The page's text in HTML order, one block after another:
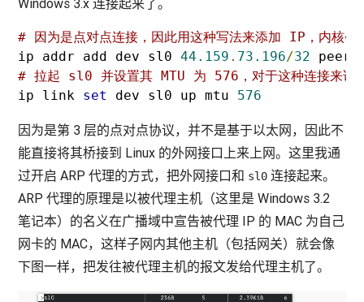
# 因为是点对点连接，因此用这种写法来添加 IP，内核会
ip addr add dev sl0 44.159 . 73.196/32 peer
# 拉起 sl0 并设置其 MTU 为 576，对于这种连接来说
ip link set dev sl0 up mtu 576
因为是第 3 层的点对点协议，并不是基于以太网，因此不
能直接将其桥接到 Linux 的外网接口上来上网。这里我通
过开启 ARP 代理的方式，把外网接口和 sl0 连接起来。
ARP 代理的原理是以被代理主机（这里是 Windows 3.2
笔记本）的名义在广播域中宣告被代理 IP 的 MAC 为自己
网卡的 MAC，这样子网内其他主机（包括网关）就会像
下图一样，把发往被代理主机的报文发给代理主机了。